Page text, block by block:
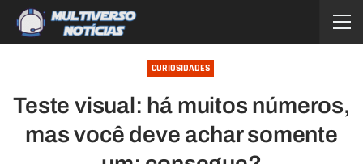
CURIOSIDADES
Teste visual: há muitos números,
mas você deve achar somente